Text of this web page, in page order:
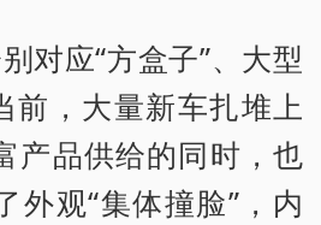
应“方盒子”、大型
前，大量新车扎堆上
产品供给的同时，也
外观“集体撞脸”，内